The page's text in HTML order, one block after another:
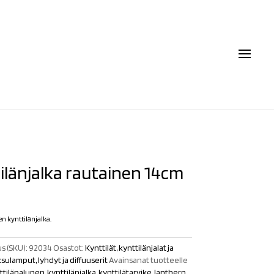
rautainen 14cm
kynttilänjalka.
(SKU): 92034 Osastot:Kynttilät, kynttilänjalat ja
lyhdyt ja diffuuseritAvainsanat tuotteelle